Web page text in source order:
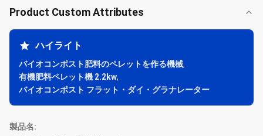
Product Custom Attributes
ハイライト
バイオコンポスト肥料のペレットを作る機械,
有機肥料ペレット機 2.2kw,
バイオコンポスト フラット・ダイ・グラナレーター
製品名: